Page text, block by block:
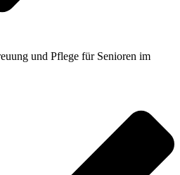
und Pflege für Senioren im